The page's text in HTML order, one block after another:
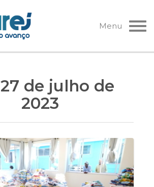
Menu
27 de julho de
2023